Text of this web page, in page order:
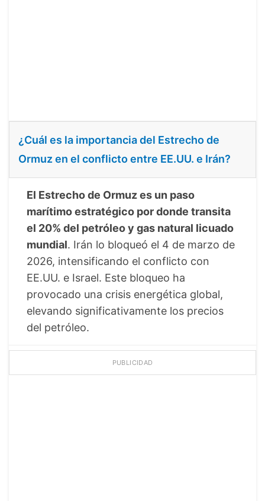
¿Cuál es la importancia del Estrecho de
Ormuz en el conflicto entre EE.UU. e Irán?
El Estrecho de Ormuz es un paso
marítimo estratégico por donde transita
el 20% del petróleo y gas natural licuado
mundial. Irán lo bloqueó el 4 de marzo de
2026, intensificando el conflicto con
EE.UU. e Israel. Este bloqueo ha
provocado una crisis energética global,
elevando significativamente los precios
del petróleo.
PUBLICIDAD